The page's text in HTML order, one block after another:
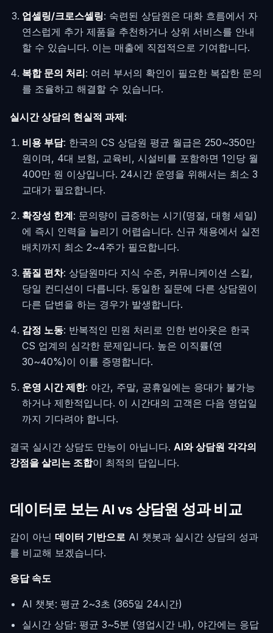
업셀링/크로스셀링: 숙련된 상담원은 대화 흐름에서 자
연스럽게 추가 제품을 추천하거나 상위 서비스를 안내
할 수 있습니다. 이는 매출에 직접적으로 기여합니다.
복합 문의 처리: 여러 부서의 확인이 필요한 복잡한 문의
를 조율하고 해결할 수 있습니다.
실시간 상담의 현실적 과제:
비용 부담: 한국의 CS 상담원 평균 월급은 250~350만
원이며, 4대 보험, 교육비, 시설비를 포함하면 1인당 월
400만 원 이상입니다. 24시간 운영을 위해서는 최소 3
교대가 필요합니다.
확장성 한계: 문의량이 급증하는 시기(명절, 대형 세일)
에 즉시 인력을 늘리기 어렵습니다. 신규 채용에서 실전
배치까지 최소 2~4주가 필요합니다.
품질 편차: 상담원마다 지식 수준, 커뮤니케이션 스킬,
당일 컨디션이 다릅니다. 동일한 질문에 다른 상담원이
다른 답변을 하는 경우가 발생합니다.
감정 노동: 반복적인 민원 처리로 인한 번아웃은 한국
CS 업계의 심각한 문제입니다. 높은 이직률(연
30~40%)이 이를 증명합니다.
운영 시간 제한: 야간, 주말, 공휴일에는 응대가 불가능
하거나 제한적입니다. 이 시간대의 고객은 다음 영업일
까지 기다려야 합니다.
결국 실시간 상담도 만능이 아닙니다. AI와 상담원 각각의
강점을 살리는 조합이 최적의 답입니다.
데이터로 보는 AI vs 상담원 성과 비교
감이 아닌 데이터 기반으로 AI 챗봇과 실시간 상담의 성과
를 비교해 보겠습니다.
응답 속도
AI 챗봇: 평균 2~3초 (365일 24시간)
실시간 상담: 평균 3~5분 (영업시간 내), 야간에는 응답